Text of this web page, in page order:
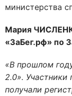
министерства
Мария
«ЗаБег.рф» по
«В прошлом
2.0».
получали